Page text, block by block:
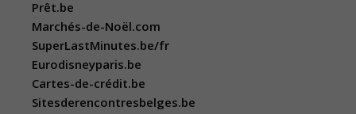
Prêt.be
Marchés-de-Noël.com
SuperLastMinutes.be/fr
Eurodisneyparis.be
Cartes-de-crédit.be
Sitesderencontresbelges.be